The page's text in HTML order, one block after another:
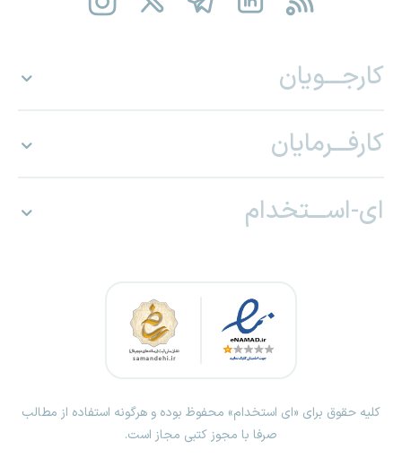
کارجـــویان
کارفـــرمایان
ای-اســـتخدام
کلیه حقوق برای «ای استخدام» محفوظ بوده و هرگونه استفاده از مطالب
صرفا با مجوز کتبی مجاز است.